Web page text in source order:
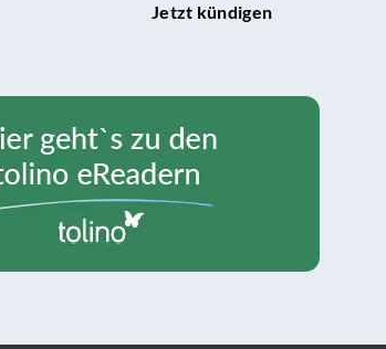
Jetzt kündigen